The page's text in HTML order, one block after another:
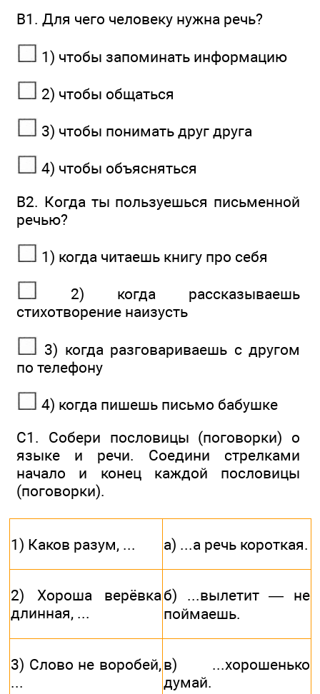
В1. Для чего человеку нужна речь?
1) чтобы запоминать информацию
2) чтобы общаться
3) чтобы понимать друг друга
4) чтобы объясняться
В2. Когда ты пользуешься письменной
речью?
1) когда читаешь книгу про себя
2) когда рассказываешь
стихотворение на­изусть
3) когда разговариваешь с другом
по те­лефону
4) когда пишешь письмо бабушке
С1. Собери пословицы (поговорки) о
языке и речи. Соедини стрелками
начало и конец каждой пословицы
(поговорки).
1) Каков разум, ... а) ...а речь короткая.
2) Хороша верёвка
длинная, ...
б) ...вылетит — не
поймаешь.
3) Слово не воро­бей,
...
в) ...хорошенько
думай.